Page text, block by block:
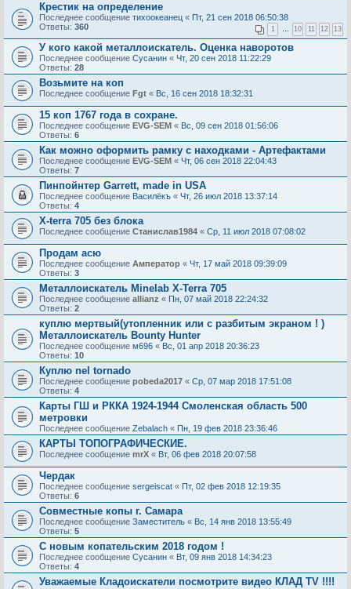
Крестик на определение
Последнее сообщение тихоокеанец « Пт, 21 сен 2018 06:50:38
Ответы: 360 1 … 10 11 12 13
У кого какой металлоискатель. Оценка наворотов
Последнее сообщение Сусанин « Чт, 20 сен 2018 11:22:29
Ответы: 28
Возьмите на коп
Последнее сообщение Fgt « Вс, 16 сен 2018 18:32:31
15 коп 1767 года в сохране.
Последнее сообщение EVG-SEM « Вс, 09 сен 2018 01:56:06
Ответы: 6
Как можно оформить рамку с находками - Артефактами
Последнее сообщение EVG-SEM « Чт, 06 сен 2018 22:04:43
Ответы: 7
Пинпойнтер Garrett, made in USA
Последнее сообщение Василёкъ « Чт, 26 июл 2018 13:37:14
Ответы: 4
X-terra 705 без блока
Последнее сообщение Станислав1984 « Ср, 11 июл 2018 07:08:02
Продам асю
Последнее сообщение Амператор « Чт, 17 май 2018 09:39:09
Ответы: 3
Металлоискатель Minelab X-Terra 705
Последнее сообщение allianz « Пн, 07 май 2018 22:24:32
Ответы: 2
куплю мертвый(утопленник или с разбитым экраном ! )
Металлоискатель Bounty Hunter
Последнее сообщение м696 « Вс, 01 апр 2018 20:36:23
Ответы: 10
Куплю nel tornado
Последнее сообщение pobeda2017 « Ср, 07 мар 2018 17:51:08
Ответы: 4
Карты ГШ и РККА 1924-1944 Смоленская область 500
метровки
Последнее сообщение Zebalach « Пн, 19 фев 2018 23:36:46
КАРТЫ ТОПОГРАФИЧЕСКИЕ.
Последнее сообщение mrX « Вт, 06 фев 2018 20:07:58
Чердак
Последнее сообщение sergeiscat « Пт, 02 фев 2018 12:19:35
Ответы: 6
Совместные копы г. Самара
Последнее сообщение Заместитель « Вс, 14 янв 2018 13:55:49
Ответы: 5
С новым копательским 2018 годом !
Последнее сообщение Сусанин « Вт, 09 янв 2018 14:34:23
Ответы: 4
Уважаемые Кладоискатели посмотрите видео КЛАД TV !!!!